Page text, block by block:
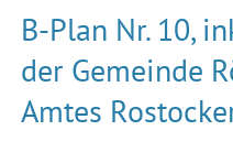
B-Plan Nr. 10,
der Gemeinde
Amtes